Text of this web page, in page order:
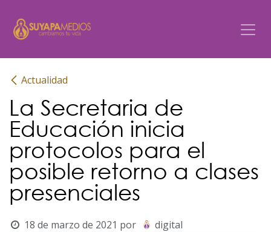
Actualidad
La Secretaria de
Educación inicia
protocolos para el
posible retorno a clases
presenciales
18 de marzo de 2021 por digital